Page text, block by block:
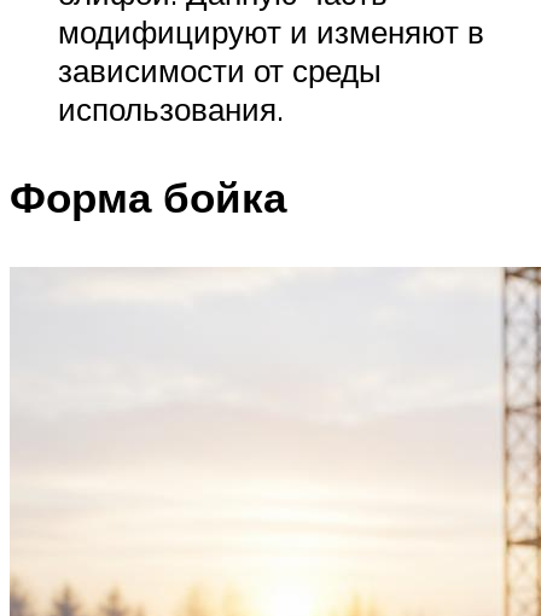
модифицируют и изменяют в
зависимости от среды
использования.
Форма бойка